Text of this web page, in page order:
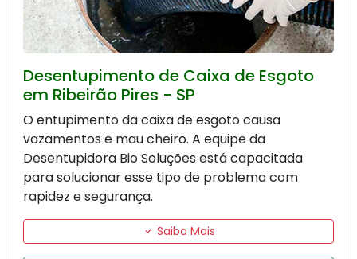
Desentupimento de Caixa de Esgoto
em Ribeirão Pires - SP
O entupimento da caixa de esgoto causa
vazamentos e mau cheiro. A equipe da
Desentupidora Bio Soluções está capacitada
para solucionar esse tipo de problema com
rapidez e segurança.
Saiba Mais